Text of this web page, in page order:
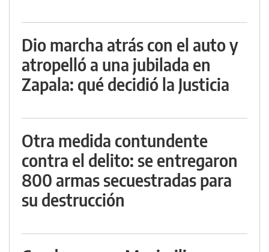
Dio marcha atrás con el auto y
atropelló a una jubilada en
Zapala: qué decidió la Justicia
Otra medida contundente
contra el delito: se entregaron
800 armas secuestradas para
su destrucción